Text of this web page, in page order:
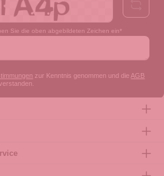
Sie die oben abgebildeten Zeichen ein*
zur Kenntnis genommen und die AGB